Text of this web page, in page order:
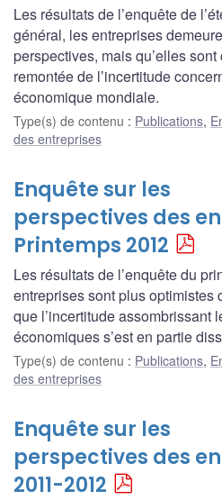
Les résultats de l’enquête de
général, les entreprises
perspectives, mais qu’elles
remontée de l’incertitude
économique mondiale.
Type(s) de contenu : Publications,
des entreprises
Enquête sur les
perspectives des
Printemps 2012
Les résultats de l’enquête du
entreprises sont plus optimistes
que l’incertitude assombrissant
économiques s’est en partie
Type(s) de contenu : Publications,
des entreprises
Enquête sur les
perspectives des
2011-2012